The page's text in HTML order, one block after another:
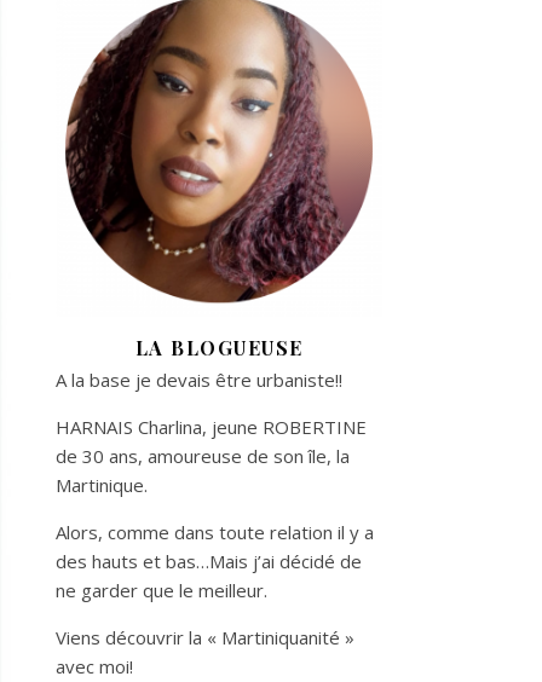
LA BLOGUEUSE
A la base je devais être urbaniste!!
HARNAIS Charlina, jeune ROBERTINE
de 30 ans, amoureuse de son île, la
Martinique.
Alors, comme dans toute relation il y a
des hauts et bas…Mais j’ai décidé de
ne garder que le meilleur.
Viens découvrir la « Martiniquanité »
avec moi!